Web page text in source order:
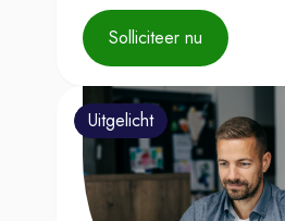
Solliciteer nu
Uitgelicht